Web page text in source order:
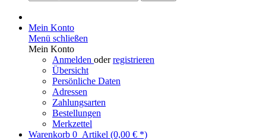
Mein Konto
Menü schließen
Mein Konto
Anmelden oderregistrieren
Übersicht
Persönliche Daten
Adressen
Zahlungsarten
Bestellungen
Merkzettel
Warenkorb 0 Artikel (0,00 € *)